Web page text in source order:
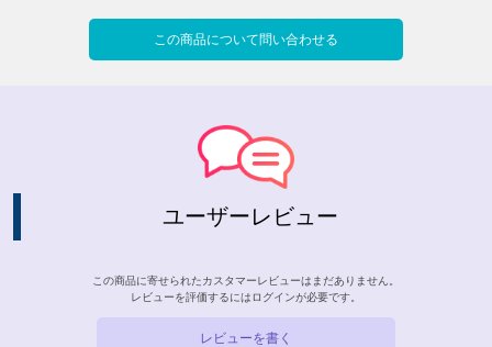
この商品について問い合わせる
ユーザーレビュー
この商品に寄せられたカスタマーレビューはまだありません。
レビューを評価するには ログインが必要です。
レビューを書く